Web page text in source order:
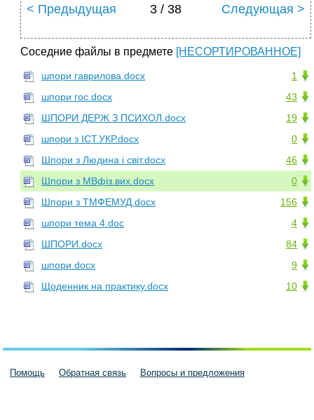
< Предыдущая 3 / 38 Следующая >
Соседние файлы в предмете [НЕСОРТИРОВАННОЕ]
1
шпори гаврилова.docx
43
шпори гос.docx
19
ШПОРИ ДЕРЖ З ПСИХОЛ.docx
0
шпори з ІСТ.УКР.docx
46
Шпори з Людина і світ.docx
0
Шпори з МВфіз.вих.docx
156
Шпори з ТМФЕМУД.docx
4
шпори тема 4.doc
84
ШПОРИ.docx
9
шпори.docx
10
Щоденник на практику.docx
Помощь Обратная связь Вопросы и предложения